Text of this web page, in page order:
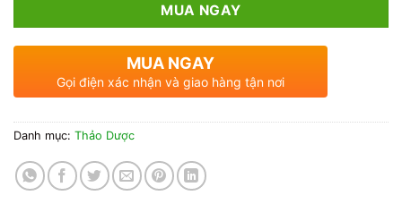
MUA NGAY
MUA NGAY
Gọi điện xác nhận và giao hàng tận nơi
Danh mục: Thảo Dược